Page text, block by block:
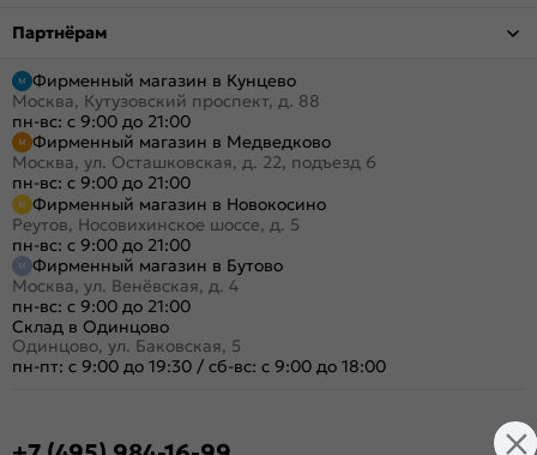
Партнёрам
Фирменный магазин в Кунцево
Москва, Кутузовский проспект, д. 88
пн-вс: с 9:00 до 21:00
Фирменный магазин в Медведково
Москва, ул. Осташковская, д. 22, подъезд 6
пн-вс: с 9:00 до 21:00
Фирменный магазин в Новокосино
Реутов, Носовихинское шоссе, д. 5
пн-вс: с 9:00 до 21:00
Фирменный магазин в Бутово
Москва, ул. Венёвская, д. 4
пн-вс: с 9:00 до 21:00
Склад в Одинцово
Одинцово, ул. Баковская, 5
пн-пт: с 9:00 до 19:30 / сб-вс: с 9:00 до 18:00